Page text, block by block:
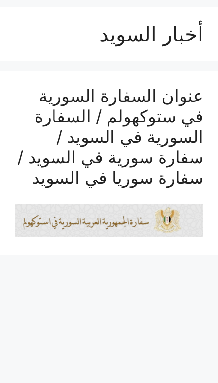
أخبار السويد
عنوان السفارة السورية
في ستوكهولم / السفارة
السورية في السويد /
سفارة سورية في السويد /
سفارة سوريا في السويد